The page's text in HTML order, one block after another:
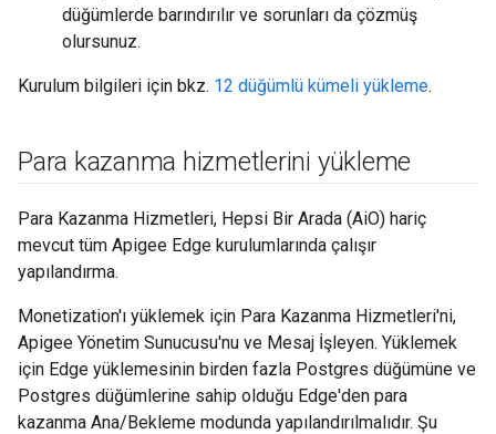
düğümlerde barındırılır ve sorunları da çözmüş
olursunuz.
Kurulum bilgileri için bkz. 12 düğümlü kümeli yükleme.
Para kazanma hizmetlerini yükleme
Para Kazanma Hizmetleri, Hepsi Bir Arada (AiO) hariç
mevcut tüm Apigee Edge kurulumlarında çalışır
yapılandırma.
Monetization'ı yüklemek için Para Kazanma Hizmetleri'ni,
Apigee Yönetim Sunucusu'nu ve Mesaj İşleyen. Yüklemek
için Edge yüklemesinin birden fazla Postgres düğümüne ve
Postgres düğümlerine sahip olduğu Edge'den para
kazanma Ana/Bekleme modunda yapılandırılmalıdır. Şu